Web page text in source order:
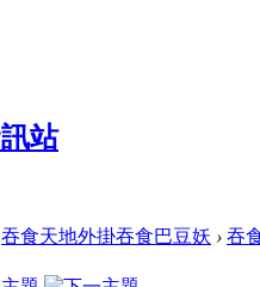
吞食天地外掛吞食巴豆妖 › 吞